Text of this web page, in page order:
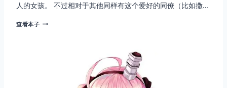
人的女孩。 不过相对于其他同样有这个爱好的同僚（比如撒…
查看本子西